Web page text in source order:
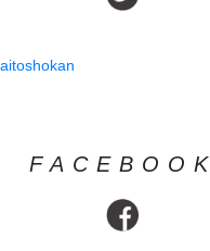
FACEBOOK